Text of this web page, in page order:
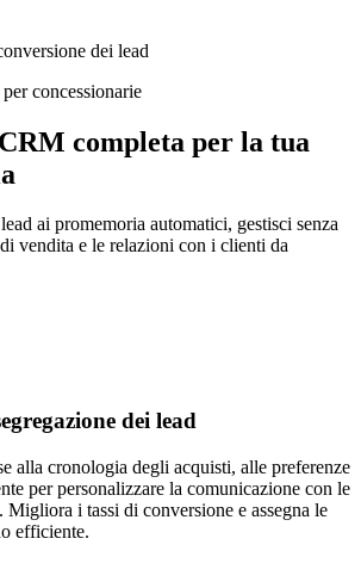
dei lead
concessionarie
completa per la tua
ai promemoria automatici, gestisci senza
vendita e le relazioni con i clienti da
dei lead
alla cronologia degli acquisti, alle preferenze
per personalizzare la comunicazione con le
Migliora i tassi di conversione e assegna le
efficiente.